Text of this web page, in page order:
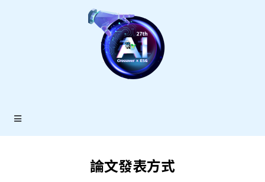
論文發表方式